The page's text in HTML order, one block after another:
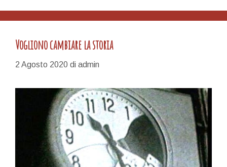
Vogliono cambiare la storia
2 Agosto 2020 di admin